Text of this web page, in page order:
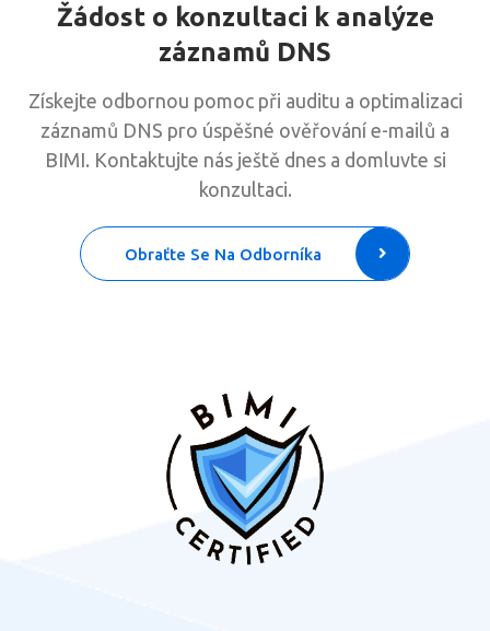
Žádost o konzultaci k analýze
záznamů DNS
Získejte odbornou pomoc při auditu a optimalizaci
záznamů DNS pro úspěšné ověřování e-mailů a
BIMI. Kontaktujte nás ještě dnes a domluvte si
konzultaci.
Obraťte Se Na Odborníka